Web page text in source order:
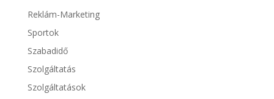
Reklám-Marketing
Sportok
Szabadidő
Szolgáltatás
Szolgáltatások